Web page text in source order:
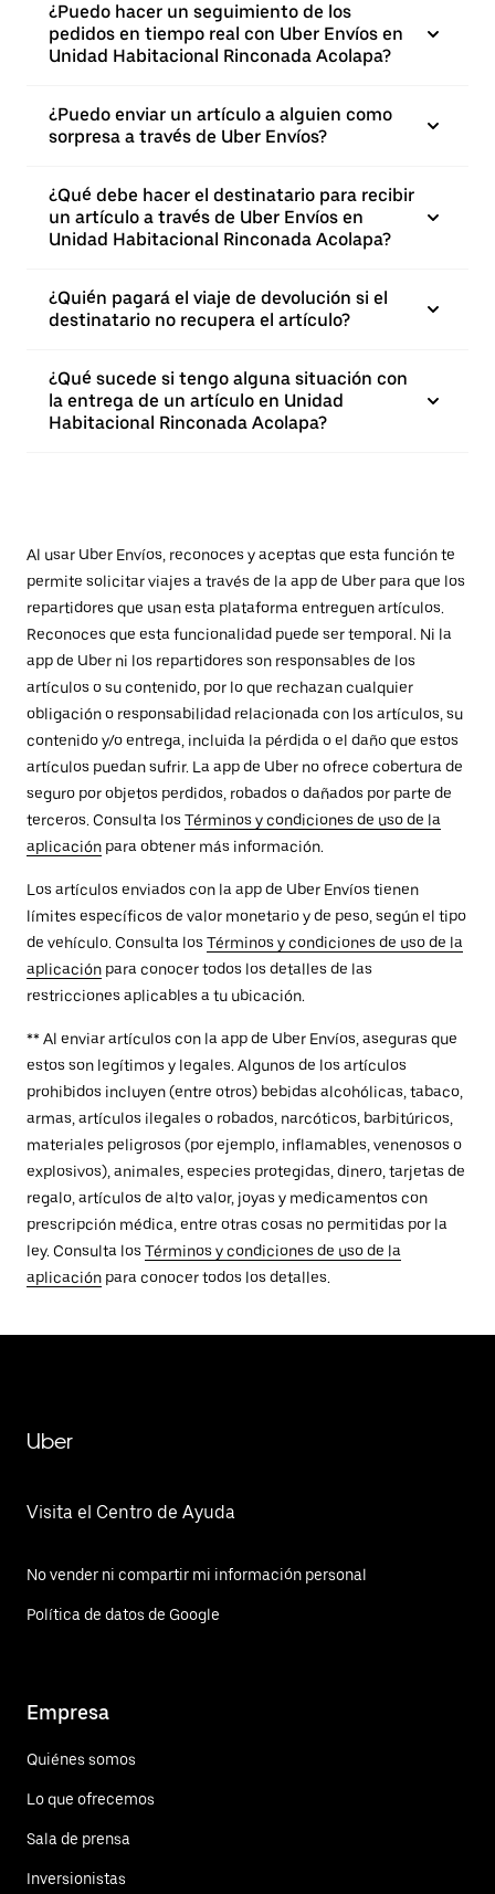
¿Puedo hacer un seguimiento de los
pedidos en tiempo real con Uber Envíos en
Unidad Habitacional Rinconada Acolapa?
¿Puedo enviar un artículo a alguien como
sorpresa a través de Uber Envíos?
¿Qué debe hacer el destinatario para recibir
un artículo a través de Uber Envíos en
Unidad Habitacional Rinconada Acolapa?
¿Quién pagará el viaje de devolución si el
destinatario no recupera el artículo?
¿Qué sucede si tengo alguna situación con
la entrega de un artículo en Unidad
Habitacional Rinconada Acolapa?
Al usar Uber Envíos, reconoces y aceptas que esta función te
permite solicitar viajes a través de la app de Uber para que los
repartidores que usan esta plataforma entreguen artículos.
Reconoces que esta funcionalidad puede ser temporal. Ni la
app de Uber ni los repartidores son responsables de los
artículos o su contenido, por lo que rechazan cualquier
obligación o responsabilidad relacionada con los artículos, su
contenido y/o entrega, incluida la pérdida o el daño que estos
artículos puedan sufrir. La app de Uber no ofrece cobertura de
seguro por objetos perdidos, robados o dañados por parte de
terceros. Consulta los Términos y condiciones de uso de la
aplicación para obtener más información.
Los artículos enviados con la app de Uber Envíos tienen
límites específicos de valor monetario y de peso, según el tipo
de vehículo. Consulta los Términos y condiciones de uso de la
aplicación para conocer todos los detalles de las
restricciones aplicables a tu ubicación.
** Al enviar artículos con la app de Uber Envíos, aseguras que
estos son legítimos y legales. Algunos de los artículos
prohibidos incluyen (entre otros) bebidas alcohólicas, tabaco,
armas, artículos ilegales o robados, narcóticos, barbitúricos,
materiales peligrosos (por ejemplo, inflamables, venenosos o
explosivos), animales, especies protegidas, dinero, tarjetas de
regalo, artículos de alto valor, joyas y medicamentos con
prescripción médica, entre otras cosas no permitidas por la
ley. Consulta los Términos y condiciones de uso de la
aplicación para conocer todos los detalles.
Uber
Visita el Centro de Ayuda
No vender ni compartir mi información personal
Política de datos de Google
Empresa
Quiénes somos
Lo que ofrecemos
Sala de prensa
Inversionistas